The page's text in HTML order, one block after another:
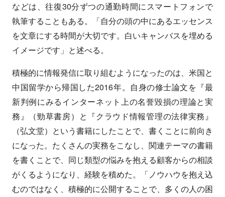
などは、往復30分ずつの通勤時間にスマートフォンで
執筆することもある。「自分の頭の中にあるエッセンス
を文章にする時間が大切です。白いキャンバスを埋める
イメージです」と述べる。
積極的に情報発信に取り組むようになったのは、米国と
中国留学から帰国した2016年。自身の修士論文を『最
新判例にみるインターネット上の名誉毀損の理論と実
務』（勁草書房）と『クラウド情報管理の法律実務』
（弘文堂）という書籍にしたことで、書くことに前向き
になった。たくさんの実務をこなし、関連テーマの書籍
を書くことで、同じ類型の悩みを抱える顧客からの相談
がくるようになり、経験を積めた。「ノウハウを抱え込
むのではなく、積極的に公開することで、多くの人の困